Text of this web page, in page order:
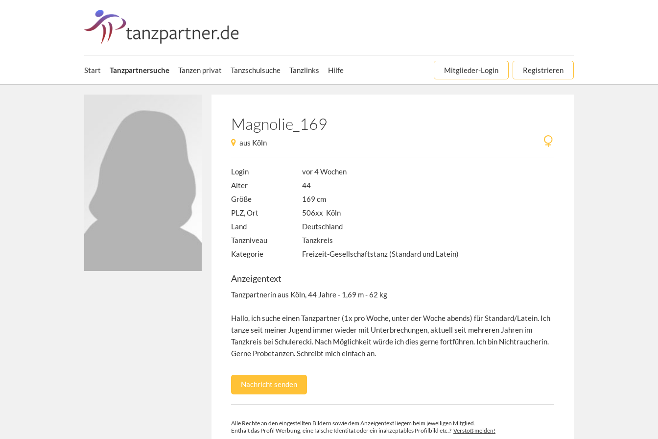
Start Tanzpartnersuche Tanzen privat Tanzschulsuche Tanzlinks Hilfe Mitglieder-Login Registrieren
Magnolie_169
aus Köln
Login
vor 4 Wochen
Alter
44
Größe
169 cm
PLZ, Ort
506xx Köln
Land
Deutschland
Tanzniveau
Tanzkreis
Kategorie
Freizeit-Gesellschaftstanz (Standard und Latein)
Anzeigentext
Tanzpartnerin aus Köln, 44 Jahre - 1,69 m - 62 kg
Hallo, ich suche einen Tanzpartner (1x pro Woche, unter der Woche abends) für Standard/Latein. Ich
tanze seit meiner Jugend immer wieder mit Unterbrechungen, aktuell seit mehreren Jahren im
Tanzkreis bei Schulerecki. Nach Möglichkeit würde ich dies gerne fortführen. Ich bin Nichtraucherin.
Gerne Probetanzen. Schreibt mich einfach an.
Nachricht senden
Alle Rechte an den eingestellten Bildern sowie dem Anzeigentext liegem beim jeweiligen Mitglied.
Enthält das Profil Werbung, eine falsche Identität oder ein inakzeptables Profilbild etc.? Verstoß melden!